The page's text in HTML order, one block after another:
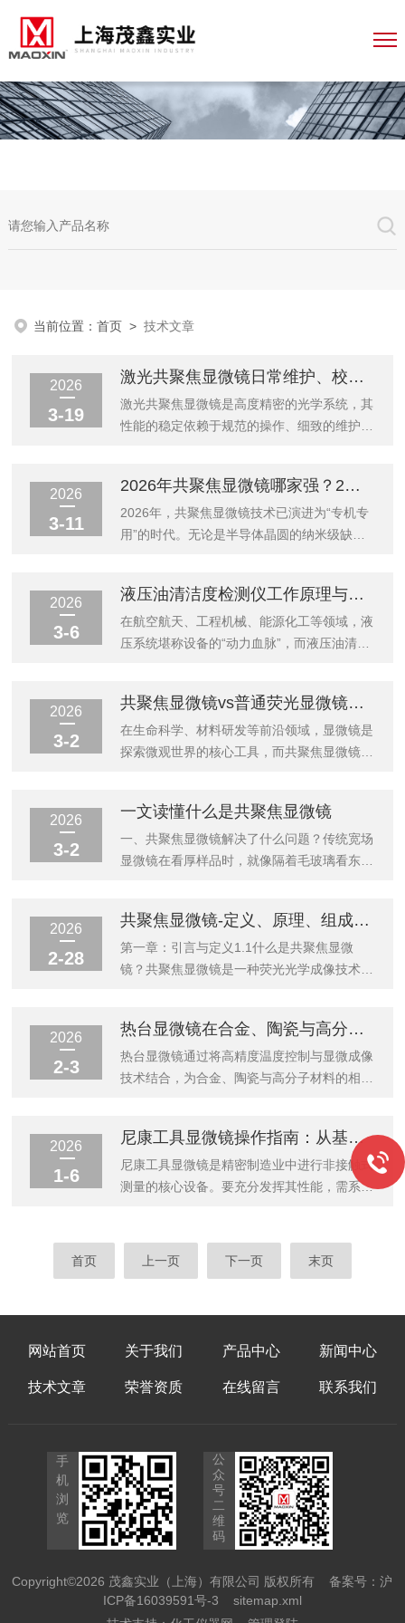
当前位置：首页 >技术文章
2026
3-19
激光共聚焦显微镜日常维护、校准与故障排除指南
激光共聚焦显微镜是高度精密的光学系统，其
性能的稳定依赖于规范的操作、细致的维护和
备长期处于最佳工作状态。一、日常维护：预
防性保养的核心日常维护的目的是通过控制环
境和清洁组件，防止污染、磨损和光路偏移。
度较低（如40%-60%区间）的洁净房间内。
剧烈的温度变化会导致光路热漂移，高湿度则
易引起镜片发霉。防震与防磁：显微镜...
2026
3-11
2026年共聚焦显微镜哪家强？2款热门产品深度测评+采购避坑指南
2026年，共聚焦显微镜技术已演进为“专机专
用”的时代。无论是半导体晶圆的纳米级缺陷
出明显的两极分化：以Sensofar为代表的工业
计量派，将光学精度推向了物理极限；以
LeicaMicrosystems为代表的生命科学派，则
与德国Leica的明星机型放在擂台上，究竟谁
更胜一层？本文深度测评SensofarSn...
2026
3-6
液压油清洁度检测仪工作原理与检测精度对比
在航空航天、工程机械、能源化工等领域，液
压系统堪称设备的“动力血脉”，而液压油清洁
工具，通过精准捕捉油液中颗粒污染物信息，
为设备运维提供关键数据支撑。本文将从工作
原理与检测精度两大维度，全面解析这一关键
污染物检测展开，核心是通过不同技术手段，
量化油液中颗粒的数量、尺寸与形态，不同技
术路径适配不同检测场景。光学检测技术是...
2026
3-2
共聚焦显微镜vs普通荧光显微镜：性能差异与适用场景
在生命科学、材料研发等前沿领域，显微镜是
探索微观世界的核心工具，而共聚焦显微镜与
求。二者看似同属荧光成像体系，却在成像原
理、性能表现与适用场景上存在本质差异，精
准把握这些差异，才能让科研探索事半功倍。
接决定了它们捕捉微观信号的能力边界。普通
荧光显微镜采用宽场照明模式，汞灯、氙灯等
光源发出的激发光，经滤光系统后直接均匀照
2026
3-2
一文读懂什么是共聚焦显微镜
一、共聚焦显微镜解决了什么问题？传统宽场
显微镜在看厚样品时，就像隔着毛玻璃看东西
就是剔除了这些"焦外光"的干扰。二、不只
是"一种"共聚焦"共聚焦"家族其实有不同分
支，它们服务于不同的需求。激光扫描共聚
利器。最新的技术如光子计数检测器，甚至能
实现绝对的、可量化的成像，让实验结果在不
同实验室之间也能可靠复现。光谱共焦：它
2026
2-28
共聚焦显微镜-定义、原理、组成、分类、应用、操作
第一章：引言与定义1.1什么是共聚焦显微
镜？共聚焦显微镜是一种荧光光学成像技术。
镜的焦平面处于共轭位置。因此，只有来自标
本焦平面的光线能够准确通过检测针孔被采
集，而非焦平面的杂散光被有效阻挡。这种设
并通过计算机重建形成三维图像。1.2发展简
史1957年，美国科学家MarvinMinsky在其博
后研究期间阐明了共聚焦显...
2026
2-3
热台显微镜在合金、陶瓷与高分子材料相变动力学研究中的应用
热台显微镜通过将高精度温度控制与显微成像
技术结合，为合金、陶瓷与高分子材料的相变
属热处理领域，热台显微镜可实时捕捉合金相
变温度区间与晶界迁移轨迹。例如，在45#钢
退火过程中，设备通过PID温控系统精准记录
界迁移过程。对于镍基高温合金，金相显微镜
2026
1-6
尼康工具显微镜操作指南：从基础设置到高级测量技巧全解析
尼康工具显微镜是精密制造业中进行非接触式
测量的核心设备。要充分发挥其性能，需系统
前提环境与开机：确保设备置于无尘、无振、
学与机械部件稳定。工件与光源校准：将工件
明体等）选择底部透射光或顶部斜射落射光，
并调整光强至对比清晰、无眩光。使用标准刻
首页 上一页 下一页 末页
网站首页 关于我们 产品中心 新闻中心
技术文章 荣誉资质 在线留言 联系我们
手
机
浏
览
公
众
号
二
维
码
Copyright©2026 茂鑫实业（上海）有限公司 版权所有备案号：沪
ICP备16039591号-3
sitemap.xml